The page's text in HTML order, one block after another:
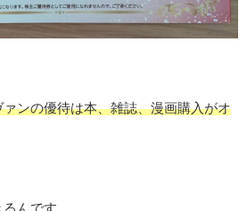
ァンの優待は本、雑誌、漫画購入がオ